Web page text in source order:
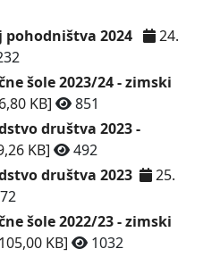
pohodništva 2024
24.
šole 2023/24 - zimski
KB]
851
društva 2023 -
KB]
492
društva 2023
25.
šole 2022/23 - zimski
KB]
1032